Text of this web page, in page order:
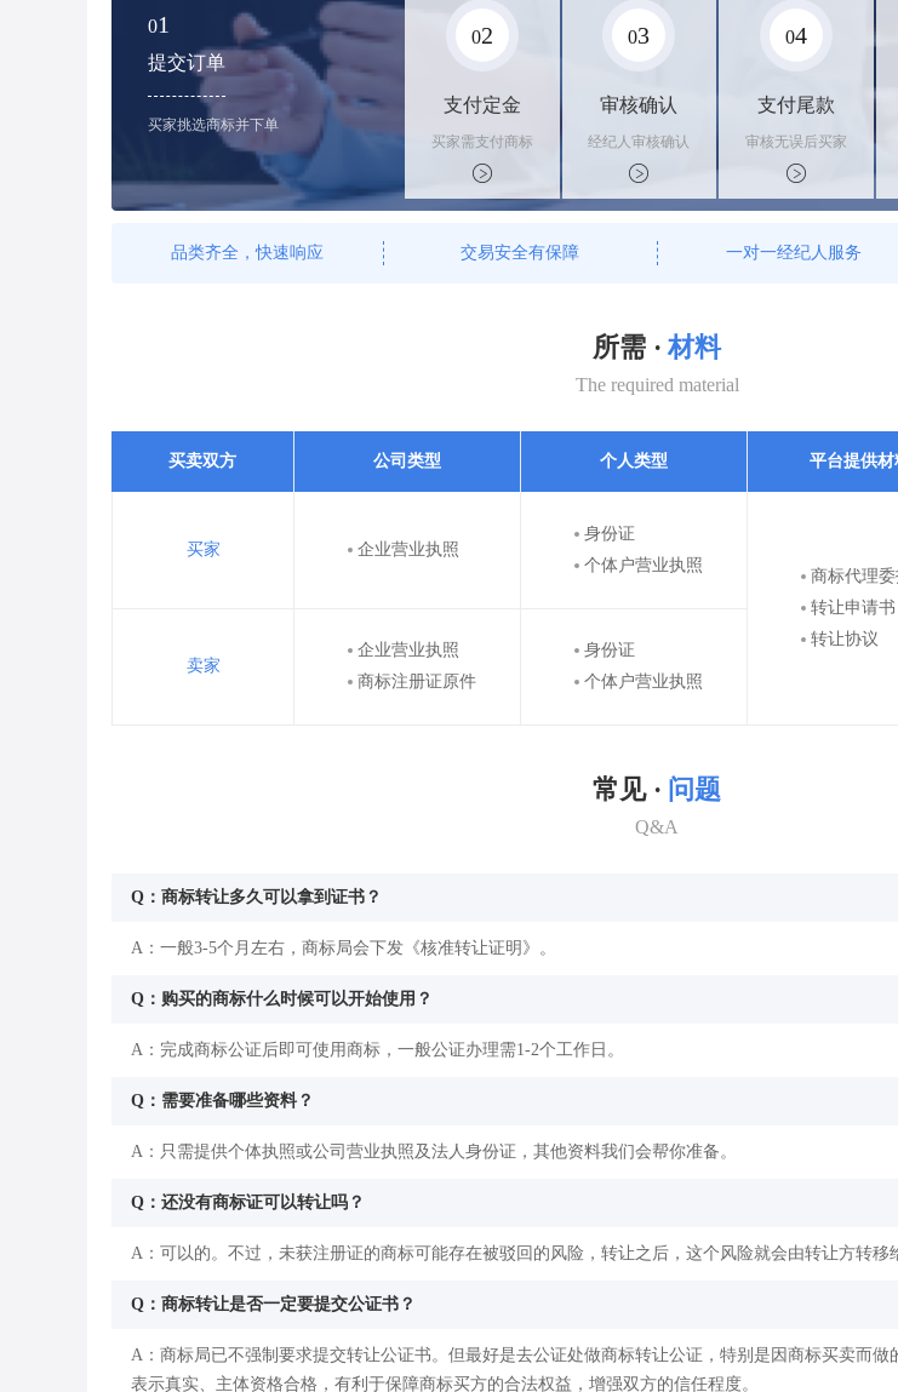
01
提交订单
买家挑选商标并下单
02
支付定金
买家需支付商标
标价的100%的
购买订金
03
审核确认
经纪人审核确认
商标状态
04
支付尾款
审核无误后买家
支付尾款，卖家
办理相关手续
品类齐全，快速响应 交易安全有保障 一对一经纪人服务
所需 · 材料
The required material
买卖双方 公司类型 个人类型 平台提供材
买家 企业营业执照
身份证
个体户营业执照
商标代理委
转让申请书
转让协议
卖家
企业营业执照
商标注册证原件
身份证
个体户营业执照
常见 · 问题
Q&A
Q：商标转让多久可以拿到证书？
A：一般3-5个月左右，商标局会下发《核准转让证明》。
Q：购买的商标什么时候可以开始使用？
A：完成商标公证后即可使用商标，一般公证办理需1-2个工作日。
Q：需要准备哪些资料？
A：只需提供个体执照或公司营业执照及法人身份证，其他资料我们会帮你准备。
Q：还没有商标证可以转让吗？
A：可以的。不过，未获注册证的商标可能存在被驳回的风险，转让之后，这个风险就会由转让方转移
Q：商标转让是否一定要提交公证书？
A：商标局已不强制要求提交转让公证书。但最好是去公证处做商标转让公证，特别是因商标买卖而
表示真实、主体资格合格，有利于保障商标买方的合法权益，增强双方的信任程度。